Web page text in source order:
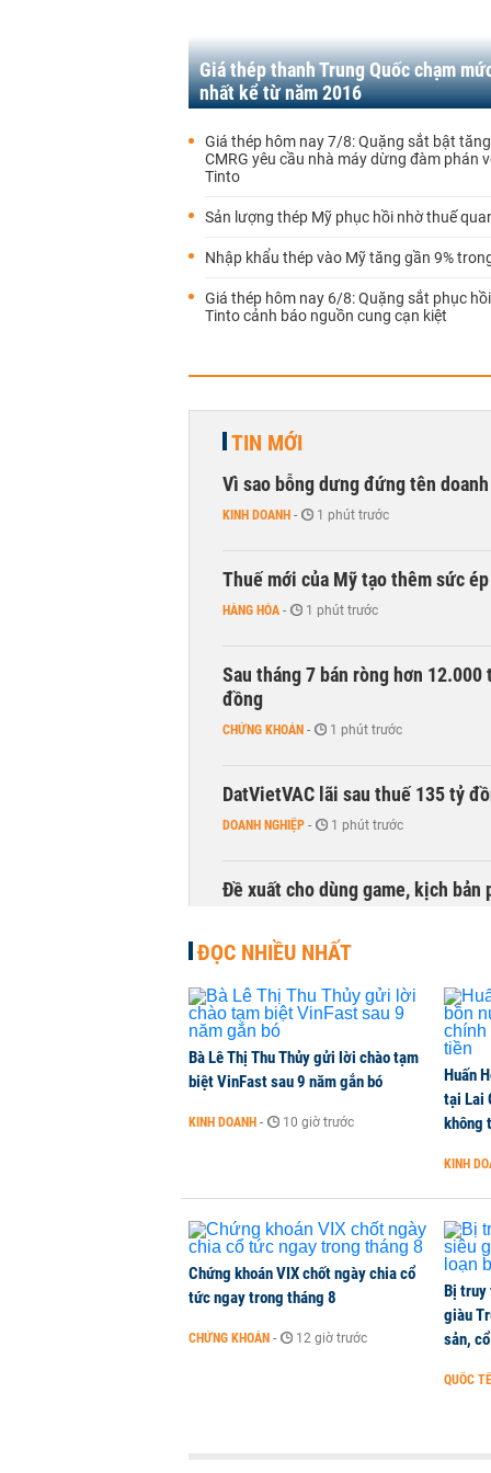
Giá thép thanh Trung Quốc chạm
nhất kể từ năm 2016
Giá thép hôm nay 7/8: Quặng sắt bật
CMRG yêu cầu nhà máy dừng đàm phán
Tinto
Sản lượng thép Mỹ phục hồi nhờ thuế
Nhập khẩu thép vào Mỹ tăng gần 9%
Giá thép hôm nay 6/8: Quặng sắt phục
Tinto cảnh báo nguồn cung cạn kiệt
TIN MỚI
Vì sao bỗng dưng đứng tên
KINH DOANH - 1 phút trước
Thuế mới của Mỹ tạo thêm sức
HÀNG HÓA - 1 phút trước
Sau tháng 7 bán ròng hơn
đồng
CHỨNG KHOÁN - 1 phút trước
DatVietVAC lãi sau thuế 135 tỷ
DOANH NGHIỆP - 1 phút trước
Đề xuất cho dùng game, kịch bản
ĐỌC NHIỀU NHẤT
Bà Lê Thị Thu Thủy gửi lời chào tạm
biệt VinFast sau 9 năm gắn bó
KINH DOANH - 10 giờ trước
Huấn
tại Lai
không
KINH
Chứng khoán VIX chốt ngày chia cổ
tức ngay trong tháng 8
CHỨNG KHOÁN - 12 giờ trước
Bị truy
giàu
sản,
QUỐC TẾ